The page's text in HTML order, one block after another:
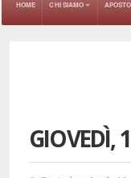
HOME CHI SIAMO
GIOVEDÌ,